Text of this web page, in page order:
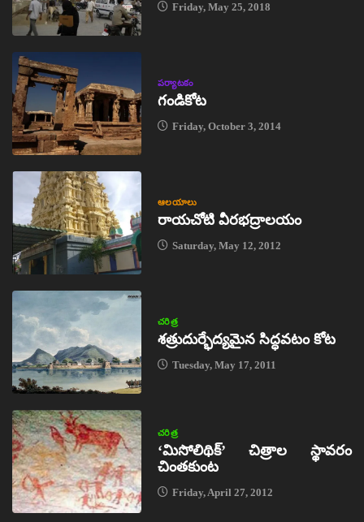
Friday, May 25, 2018
పర్యాటకం
గండికోట
Friday, October 3, 2014
ఆలయాలు
రాయచోటి వీరభద్రాలయం
Saturday, May 12, 2012
చరిత్ర
శత్రుదుర్భేద్యమైన సిద్ధవటం కోట
Tuesday, May 17, 2011
చరిత్ర
‘మిసోలిథిక్‌’ చిత్రాల స్థావరం
చింతకుంట
Friday, April 27, 2012